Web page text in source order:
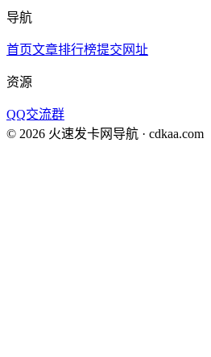
导航
首页文章排行榜提交网址
资源
QQ交流群
© 2026 火速发卡网导航 · cdkaa.com